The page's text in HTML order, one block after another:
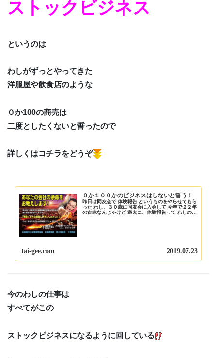
ストックビジネス
というのは
わしがずっとやってきた
洋服屋や飲食店のような
０か100の商売は
二度としたくないと誓ったので
詳しくはコチラをどうぞ
０か１００かのビジネスはしないと誓う！
昨日は同友会で 体験報告 というものをやらせてもら
った わし、３０歳に同友会に入会して 今年で２２年
の古株なんじゃけど 過去に、体験報告って わしの記
tai-gee.com 2019.07.23
今のわしの仕事は
すべてがこの
ストックビジネスになるように回している